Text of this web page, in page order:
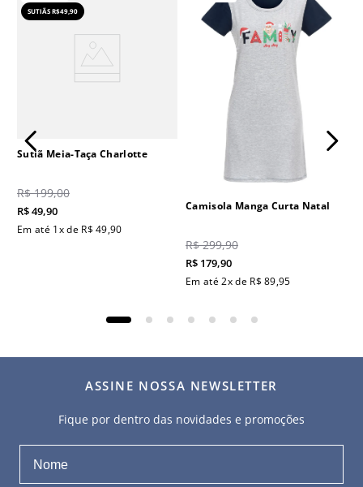
SUTIÃS R$49,90
Sutiã Meia-Taça Charlotte
R$ 199,00
R$49,90
Em até 1x de R$ 49,90
Camisola Manga Curta Natal
R$ 299,90
R$ 179,90
Em até2x de R$ 89,95
ASSINE NOSSA NEWSLETTER
Fique por dentro das novidades e promoções